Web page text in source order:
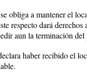
obliga a mantener el
respecto dará
aun la terminación del
haber recibido el